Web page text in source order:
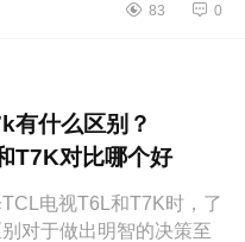
tcl85Q9K属于什么档
83 0
有什么区别？
T7K对比哪个好
电视T6L和T7K时，了
对于做出明智的决策至